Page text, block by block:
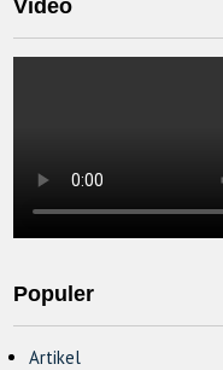
Video
Populer
Artikel